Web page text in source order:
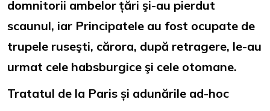
domnitorii ambelor țări şi-au pierdut
scaunul, iar Principatele au fost ocupate de
trupele ruseşti, cărora, după retragere, le-au
urmat cele habsburgice şi cele otomane.
Tratatul de la Paris și adunările ad-hoc